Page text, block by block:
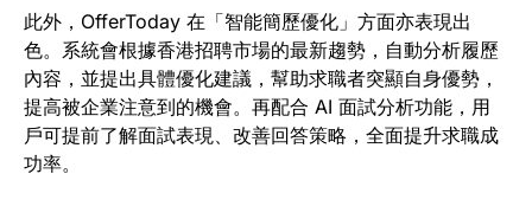
此外，OfferToday 在「智能簡歷優化」方面亦表現出
色。系統會根據香港招聘市場的最新趨勢，自動分析履歷
內容，並提出具體優化建議，幫助求職者突顯自身優勢，
提高被企業注意到的機會。再配合 AI 面試分析功能，用
戶可提前了解面試表現、改善回答策略，全面提升求職成
功率。